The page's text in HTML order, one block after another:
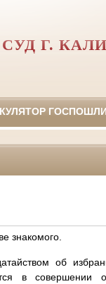
Г.
знакомого.
об
в совершении